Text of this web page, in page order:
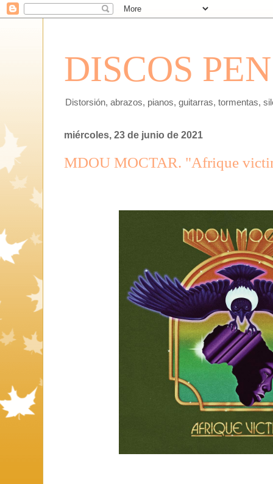
DISCOS
Distorsión, abrazos, pianos, guitarras, tormentas,
miércoles, 23 de junio de 2021
MDOU MOCTAR. "Afrique